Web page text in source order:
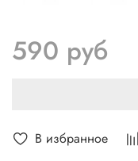
В избранное
590 руб